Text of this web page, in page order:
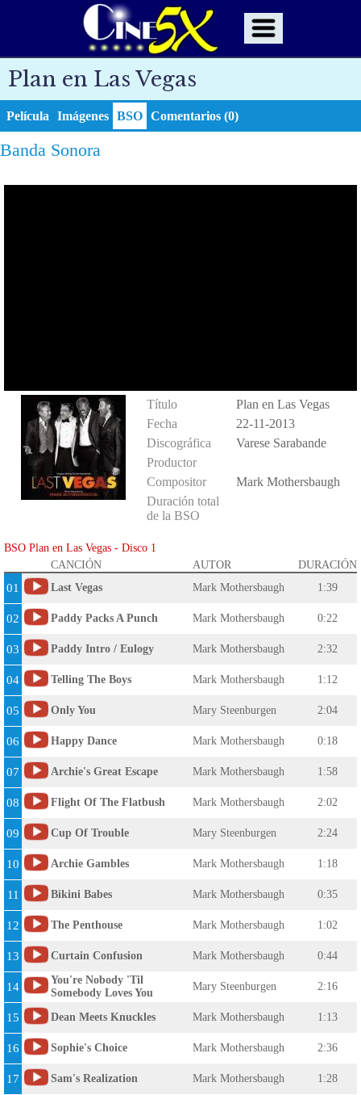
Plan en Las Vegas
Película Imágenes BSO Comentarios (0)
Banda Sonora
Título
Plan en Las Vegas
Fecha
22-11-2013
Discográfica
Varese Sarabande
Productor
Compositor
Mark Mothersbaugh
Duración total
de la BSO
BSO Plan en Las Vegas - Disco 1
CANCIÓN
AUTOR DURACIÓN
01 Last Vegas Mark Mothersbaugh 1:39
02 Paddy Packs A Punch Mark Mothersbaugh 0:22
03 Paddy Intro / Eulogy Mark Mothersbaugh 2:32
04 Telling The Boys Mark Mothersbaugh 1:12
05 Only You Mary Steenburgen 2:04
06 Happy Dance Mark Mothersbaugh 0:18
07 Archie's Great Escape Mark Mothersbaugh 1:58
08 Flight Of The Flatbush Mark Mothersbaugh 2:02
09 Cup Of Trouble Mary Steenburgen 2:24
10 Archie Gambles Mark Mothersbaugh 1:18
11 Bikini Babes Mark Mothersbaugh 0:35
12 The Penthouse Mark Mothersbaugh 1:02
13 Curtain Confusion Mark Mothersbaugh 0:44
14
You're Nobody 'Til
Somebody Loves You
Mary Steenburgen 2:16
15 Dean Meets Knuckles Mark Mothersbaugh 1:13
16 Sophie's Choice Mark Mothersbaugh 2:36
17 Sam's Realization Mark Mothersbaugh 1:28